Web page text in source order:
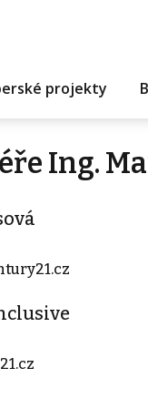
projekty
Ing.